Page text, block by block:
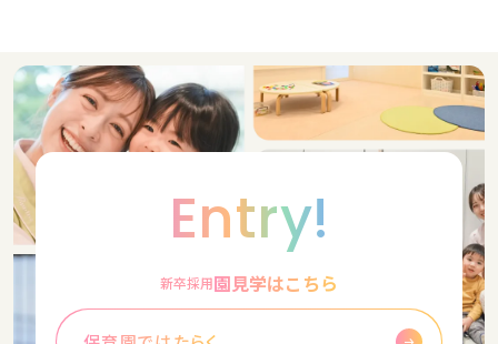
Entry!
新卒採用園見学はこちら